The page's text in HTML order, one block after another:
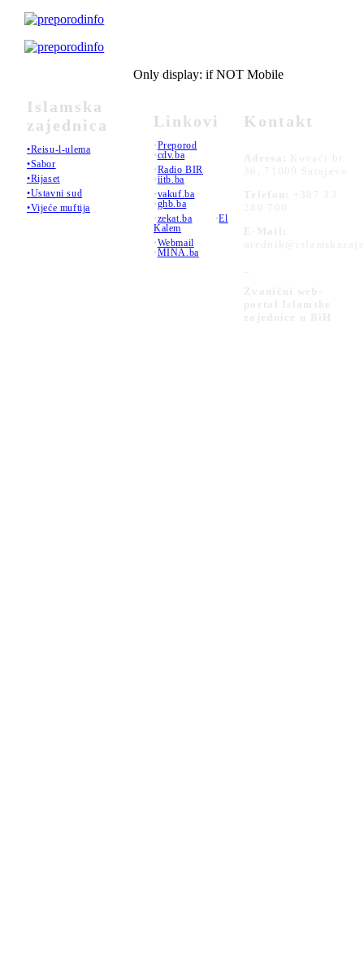
Islamska
zajednica
•Reisu-l-ulema
•Sabor
•Rijaset
•Ustavni sud
•Vijeće muftija
Only display: if NOT Mobile
Linkovi
•Preporod
•cdv.ba
•Radio BIR
•iitb.ba
•vakuf.ba
•ghb.ba
•zekat.ba •El
Kalem
•Webmail
•MINA.ba
Kontakt
Adresa:
Kovači br.
36, 71000 Sarajevo
Telefon:
+387 33
289 700
E-Mail:
Zvanični web-
portal Islamske
zajednice u BiH